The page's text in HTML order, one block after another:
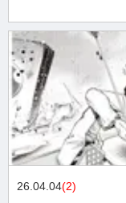
26.04.04(2)